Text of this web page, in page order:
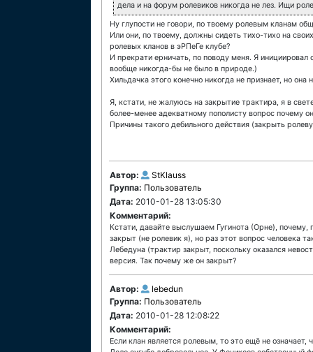
дела и на форум ролевиков никогда не лез. Ищи
Ну глупости не говори, по твоему ролевым кланам
Или они, по твоему, должны сидеть тихо-тихо на
ролевых кланов в эРПеГе клубе?
И прекрати ерничать, по поводу меня. Я
вообще никогда-бы не было в природе.)
Хильдачка этого конечно никогда не признает, но она
Я, кстати, не жалуюсь на закрытие трактира, я в
более-менее адекватному пополисту вопрос почему
Причины такого дебильного действия (закрыть
Автор:
StKlauss
Группа: Пользователь
Дата: 2010-01-28 13:05:30
Комментарий:
Кстати, давайте выслушаем Гугинота (Орне),
закрыт (не ролевик я), но раз этот вопрос человека
Лебедуна (трактир закрыт, поскольку оказался
версия. Так почему же он закрыт?
Автор:
lebedun
Группа: Пользователь
Дата: 2010-01-28 12:08:22
Комментарий:
Если клан является ролевым, то это ещё не